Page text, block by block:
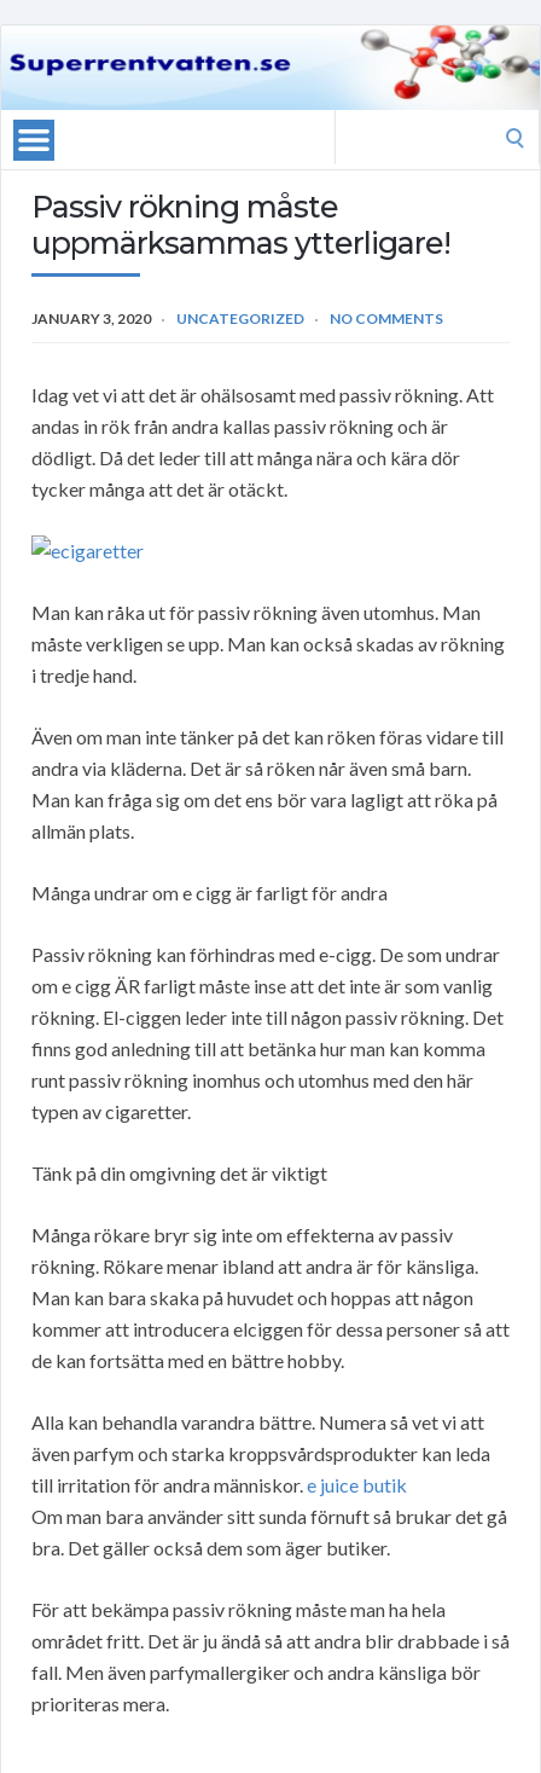
Passiv rökning måste
uppmärksammas ytterligare!
JANUARY 3, 2020 UNCATEGORIZED NO COMMENTS
Idag vet vi att det är ohälsosamt med passiv rökning. Att
andas in rök från andra kallas passiv rökning och är
dödligt. Då det leder till att många nära och kära dör
tycker många att det är otäckt.
Man kan råka ut för passiv rökning även utomhus. Man
måste verkligen se upp. Man kan också skadas av rökning
i tredje hand.
Även om man inte tänker på det kan röken föras vidare till
andra via kläderna. Det är så röken når även små barn.
Man kan fråga sig om det ens bör vara lagligt att röka på
allmän plats.
Många undrar om e cigg är farligt för andra
Passiv rökning kan förhindras med e-cigg. De som undrar
om e cigg ÄR farligt måste inse att det inte är som vanlig
rökning. El-ciggen leder inte till någon passiv rökning. Det
finns god anledning till att betänka hur man kan komma
runt passiv rökning inomhus och utomhus med den här
typen av cigaretter.
Tänk på din omgivning det är viktigt
Många rökare bryr sig inte om effekterna av passiv
rökning. Rökare menar ibland att andra är för känsliga.
Man kan bara skaka på huvudet och hoppas att någon
kommer att introducera elciggen för dessa personer så att
de kan fortsätta med en bättre hobby.
Alla kan behandla varandra bättre. Numera så vet vi att
även parfym och starka kroppsvårdsprodukter kan leda
till irritation för andra människor.e juice butik
Om man bara använder sitt sunda förnuft så brukar det gå
bra. Det gäller också dem som äger butiker.
För att bekämpa passiv rökning måste man ha hela
området fritt. Det är ju ändå så att andra blir drabbade i så
fall. Men även parfymallergiker och andra känsliga bör
prioriteras mera.